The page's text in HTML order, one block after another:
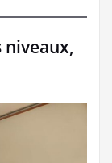
niveaux,